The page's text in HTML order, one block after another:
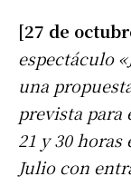
[27 de
espectáculo
una
prevista para
21 y 30 horas
Julio con